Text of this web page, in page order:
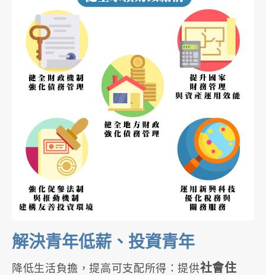
解決青年低薪、投資青年
降低生活負擔，提高可支配所得：提供社會住